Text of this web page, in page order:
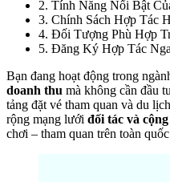
2. Tính Năng Nổi Bật
3. Chính Sách Hợp Tác
4. Đối Tượng Phù Hợp
5. Đăng Ký Hợp Tác
Bạn đang hoạt động trong
doanh thu mà không cần đầu
tảng đặt vé tham quan và du
rộng mạng lưới đối tác và
chơi – tham quan trên toàn